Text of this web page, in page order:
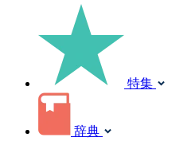
特集
辞典